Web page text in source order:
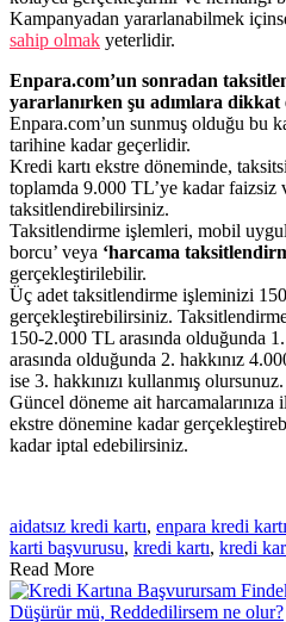
Kampanyadan yararlanabilmek
sahip olmak yeterlidir.
Enpara.com’un sonradan
yararlanırken şu adımlara dikkat
Enpara.com’un sunmuş olduğu bu
tarihine kadar geçerlidir.
Kredi kartı ekstre döneminde,
toplamda 9.000 TL’ye kadar faizsiz
taksitlendirebilirsiniz.
Taksitlendirme işlemleri, mobil
borcu’ veya ‘harcama
gerçekleştirilebilir.
Üç adet taksitlendirme işleminizi
gerçekleştirebilirsiniz.
150-2.000 TL arasında olduğunda
arasında olduğunda 2. hakkınız
ise 3. hakkınızı kullanmış olursunuz.
Güncel döneme ait
ekstre dönemine kadar
kadar iptal edebilirsiniz.
aidatsız kredi kartı, enpara kredi kartı
karti başvurusu, kredi kartı, kredi
Read More